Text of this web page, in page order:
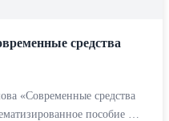
средства
«Современные средства
пособие …